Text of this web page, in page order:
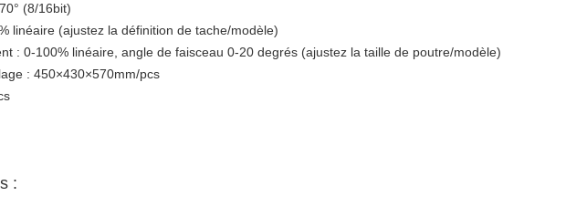
(8/16bit)
linéaire (ajustez la définition de tache/modèle)
: 0-100% linéaire, angle de faisceau 0-20 degrés (ajustez la taille de poutre/modèle)
: 450×430×570mm/pcs
: